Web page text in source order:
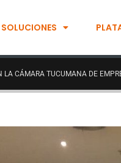
SOLUCIONES
LA CÁMARA TUCUMANA DE